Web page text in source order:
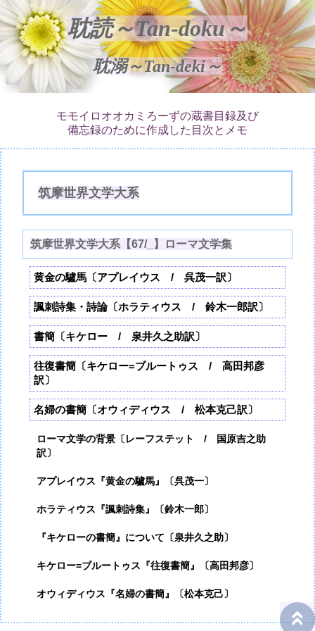
耽読～Tan-doku～
耽溺～Tan-deki～
モモイロオオカミろーずの蔵書目録及び
備忘録のために作成した目次とメモ
筑摩世界文学大系
筑摩世界文学大系【67/_】ローマ文学集
黄金の驢馬〔アプレイウス / 呉茂一訳〕
諷刺詩集・詩論〔ホラティウス / 鈴木一郎訳〕
書簡〔キケロー / 泉井久之助訳〕
往復書簡〔キケロー=ブルートゥス / 高田邦彦
訳〕
名婦の書簡〔オウィディウス / 松本克己訳〕
ローマ文学の背景〔レーフステット / 国原吉之助
訳〕
アプレイウス『黄金の驢馬』〔呉茂一〕
ホラティウス『諷刺詩集』〔鈴木一郎〕
『キケローの書簡』について〔泉井久之助〕
キケロー=ブルートゥス『往復書簡』〔高田邦彦〕
オウィディウス『名婦の書簡』〔松本克己〕